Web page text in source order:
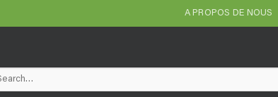
A PROPOS DE NOUS